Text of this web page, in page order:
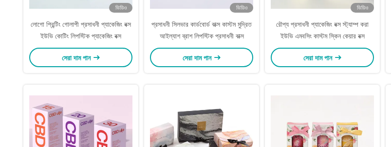
ভিডিও
লোগো প্রিন্টিং গোলাপী প্রসাধনী প্যাকেজিং বক্স
ইউভি কোটিং লিপস্টিক প্যাকেজিং বক্স
সেরা দাম পান
ভিডিও
প্রসাধনী সিলভার কার্ডবোর্ড বাক্স কাস্টম মুদ্রিত
আইল্যাশ ব্রাশ লিপস্টিক প্রসাধনী বাক্স
সেরা দাম পান
ভিডিও
রৌপ্য প্রসাধনী প্যাকেজিং বক্স স্ট্যাম্প করা
ইউভি এমবসিং কাস্টম স্কিন কেয়ার বক্স
সেরা দাম পান